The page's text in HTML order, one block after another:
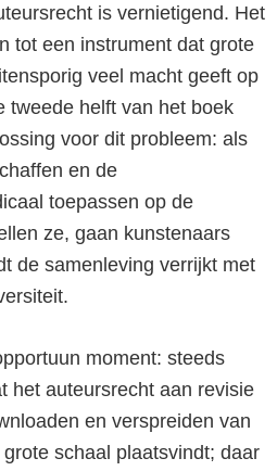
is vernietigend. Het
tot een instrument dat grote
veel macht geeft op
tweede helft van het boek
voor dit probleem: als
en de
toepassen op de
ze, gaan kunstenaars
de samenleving verrijkt met
moment: steeds
het auteursrecht aan revisie
en verspreiden van
schaal plaatsvindt; daar